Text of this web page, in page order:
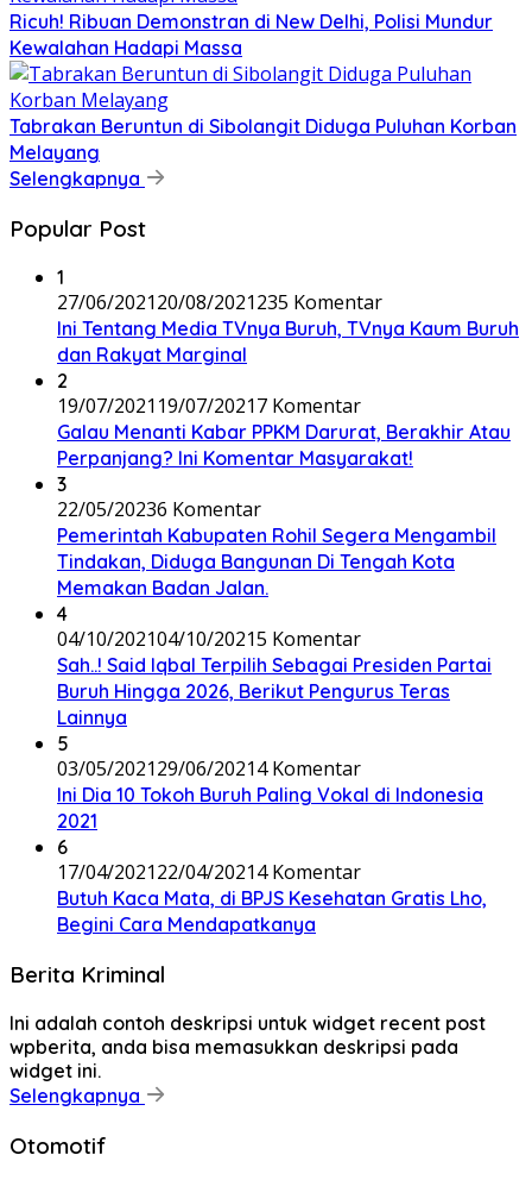
Ricuh! Ribuan Demonstran di New Delhi, Polisi Mundur
Kewalahan Hadapi Massa
Tabrakan Beruntun di Sibolangit Diduga Puluhan Korban
Melayang
Selengkapnya
Popular Post
1
27/06/202120/08/2021235 Komentar
Ini Tentang Media TVnya Buruh, TVnya Kaum Buruh
dan Rakyat Marginal
2
19/07/2021 19/07/20217 Komentar
Galau Menanti Kabar PPKM Darurat, Berakhir Atau
Perpanjang? Ini Komentar Masyarakat!
3
22/05/20236 Komentar
Pemerintah Kabupaten Rohil Segera Mengambil
Tindakan, Diduga Bangunan Di Tengah Kota
Memakan Badan Jalan.
4
04/10/202104/10/20215 Komentar
Sah..! Said Iqbal Terpilih Sebagai Presiden Partai
Buruh Hingga 2026, Berikut Pengurus Teras
Lainnya
5
03/05/202129/06/20214 Komentar
Ini Dia 10 Tokoh Buruh Paling Vokal di Indonesia
2021
6
17/04/202122/04/20214 Komentar
Butuh Kaca Mata, di BPJS Kesehatan Gratis Lho,
Begini Cara Mendapatkanya
Berita Kriminal
Ini adalah contoh deskripsi untuk widget recent post
wpberita, anda bisa memasukkan deskripsi pada
widget ini.
Selengkapnya
Otomotif